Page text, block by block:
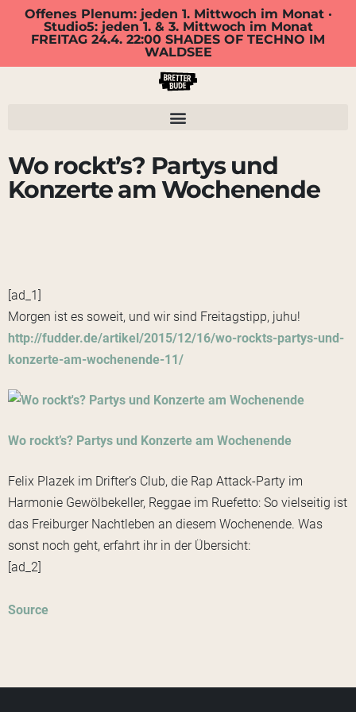
Offenes Plenum: jeden 1. Mittwoch im Monat ·
Studio5: jeden 1. & 3. Mittwoch im Monat
FREITAG 24.4. 22:00 SHADES OF TECHNO IM
WALDSEE
Wo rockt’s? Partys und
Konzerte am Wochenende
[ad_1]
Morgen ist es soweit, und wir sind Freitagstipp, juhu!
http://fudder.de/artikel/2015/12/16/wo-rockts-partys-und-
konzerte-am-wochenende-11/
Wo rockt’s? Partys und Konzerte am Wochenende
Felix Plazek im Drifter’s Club, die Rap Attack-Party im
Harmonie Gewölbekeller, Reggae im Ruefetto: So vielseitig ist
das Freiburger Nachtleben an diesem Wochenende. Was
sonst noch geht, erfahrt ihr in der Übersicht:
[ad_2]
Source